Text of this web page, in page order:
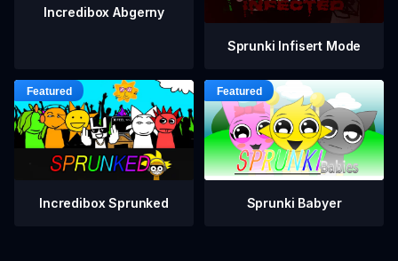
Incredibox Abgerny
Sprunki Infisert Mode
Incredibox Sprunked Sprunki Babyer